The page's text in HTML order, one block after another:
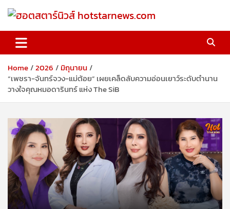
ฮอตสตาร์นิวส์ hotstarnews.com
Home 2026
มิถุนายน
“เพชรา-จันทร์จวง-แม่ต้อย” เผยเคล็ดลับความอ่อนเยาว์ระดับตำนาน
วางใจคุณหมอดารินทร์ แห่ง The SiB